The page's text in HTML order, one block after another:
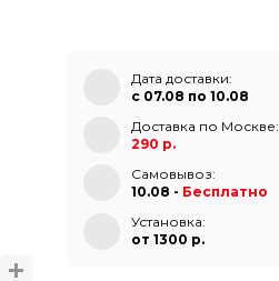
Дата доставки:
с 07.08 по 10.08
Доставка по Москве:
290 р.
Самовывоз:
10.08 - Бесплатно
Установка:
от 1300 p.